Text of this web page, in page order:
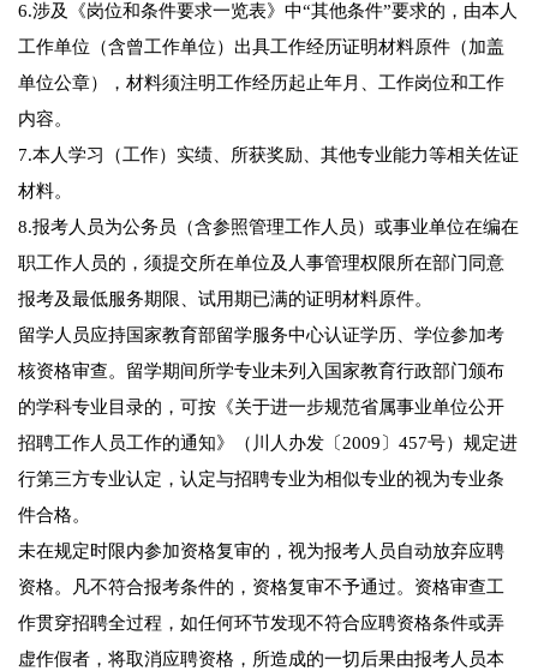
6.涉及《岗位和条件要求一览表》中“其他条件”要求的，由本人
工作单位（含曾工作单位）出具工作经历证明材料原件（加盖
单位公章），材料须注明工作经历起止年月、工作岗位和工作
内容。
7.本人学习（工作）实绩、所获奖励、其他专业能力等相关佐证
材料。
8.报考人员为公务员（含参照管理工作人员）或事业单位在编在
职工作人员的，须提交所在单位及人事管理权限所在部门同意
报考及最低服务期限、试用期已满的证明材料原件。
留学人员应持国家教育部留学服务中心认证学历、学位参加考
核资格审查。留学期间所学专业未列入国家教育行政部门颁布
的学科专业目录的，可按《关于进一步规范省属事业单位公开
招聘工作人员工作的通知》（川人办发〔2009〕457号）规定进
行第三方专业认定，认定与招聘专业为相似专业的视为专业条
件合格。
未在规定时限内参加资格复审的，视为报考人员自动放弃应聘
资格。凡不符合报考条件的，资格复审不予通过。资格审查工
作贯穿招聘全过程，如任何环节发现不符合应聘资格条件或弄
虚作假者，将取消应聘资格，所造成的一切后果由报考人员本